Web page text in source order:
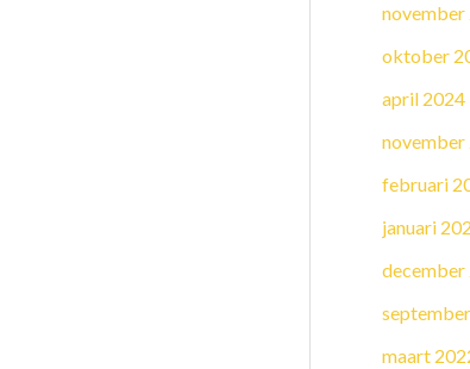
november
oktober
april 2024
november
februari
januari
december
maart